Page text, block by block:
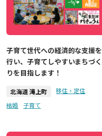
子育て世代への経済的な支援を
行い、子育てしやすいまちづく
りを目指します！
北海道 滝上町
移住・定住
結婚
子育て